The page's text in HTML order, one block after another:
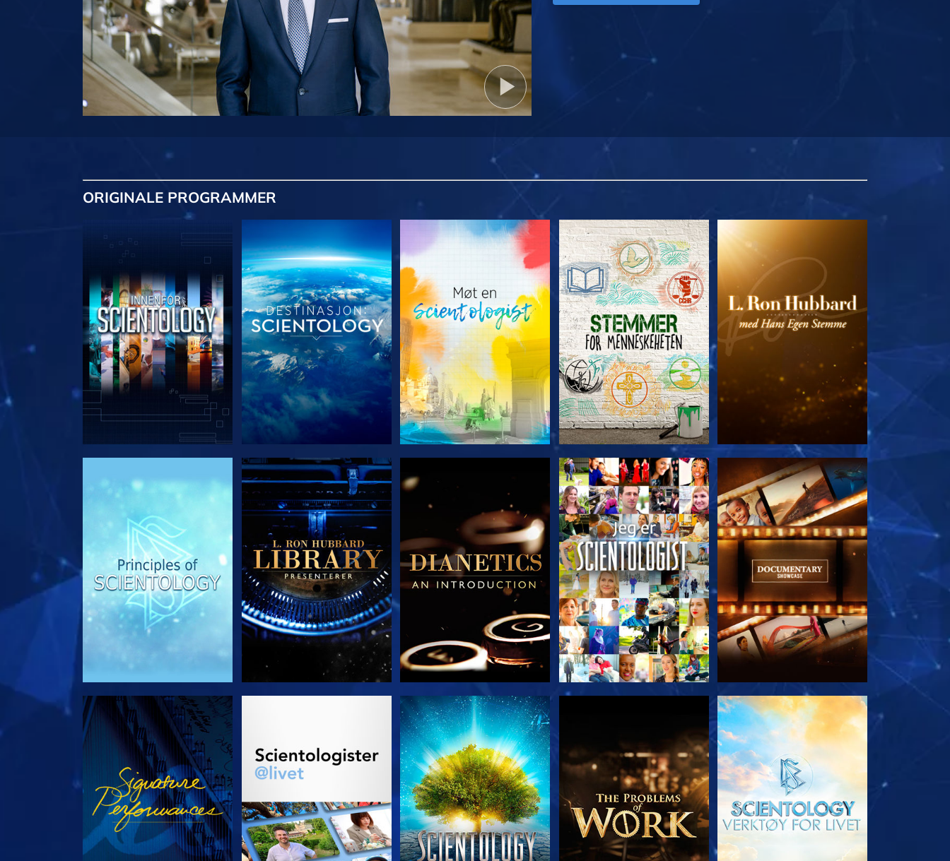
ORIGINALE PROGRAMMER
UTFORSK SERIEN UTFORSK SERIEN UTFORSK SERIEN UTFORSK SERIEN UTFORSK SERIEN
SE UTFORSK SERIEN